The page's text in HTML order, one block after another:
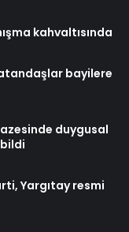
kahvaltısında
bayilere
duygusal
Yargıtay resmi